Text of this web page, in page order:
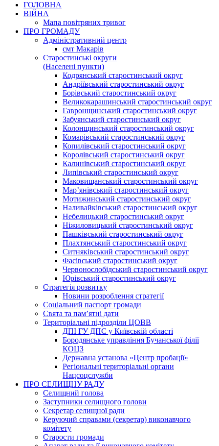
ГОЛОВНА
ВІЙНА
Мапа повітряних тривог
ПРО ГРОМАДУ
Aдміністративний центр
смт Макарів
Старостинські округи
(Населені пункти)
Кодрянський старостинський округ
Андріївський старостинський округ
Борівський старостинський округ
Великокарашинський старостинський округ
Гавронщинський старостинський округ
Забуянський старостинський округ
Колонщинський старостинський округ
Комарівський старостинський округ
Копилівський старостинський округ
Королівський старостинський округ
Калинівський старостинський округ
Липівський старостинський округ
Маковищанський старостинський округ
Мар’янівський старостинський округ
Мотижинський старостинський округ
Наливайківський старостинський округ
Небелицький старостинський округ
Ніжиловицький старостинський округ
Пашківський старостинський округ
Плахтянський старостинський округ
Ситняківський старостинський округ
Фасівський старостинський округ
Червонослобідський старостинський округ
Юрівський старостинський округ
Стратегія розвитку
Новини розроблення стратегії
Соціальний паспорт громади
Свята та пам’ятні дати
Територіальні підрозділи ЦОВВ
ДПІ ГУ ДПС у Київській області
Бородянське управління Бучанської філії
КОЦЗ
Державна установа «Центр пробації»
Регіональні територіальні органи
Нацсоцслужби
ПРО СЕЛИЩНУ РАДУ
Селищний голова
Заступники селищного голови
Секретар селищної ради
Керуючий справами (секретар) виконавчого
комітету
Старости громади